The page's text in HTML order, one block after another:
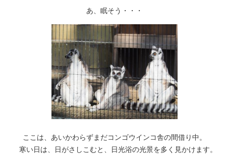
あ、眠そう・・・
ここは、あいかわらずまだコンゴウインコ舎の間借り中。
寒い日は、日がさしこむと、日光浴の光景を多く見かけます。